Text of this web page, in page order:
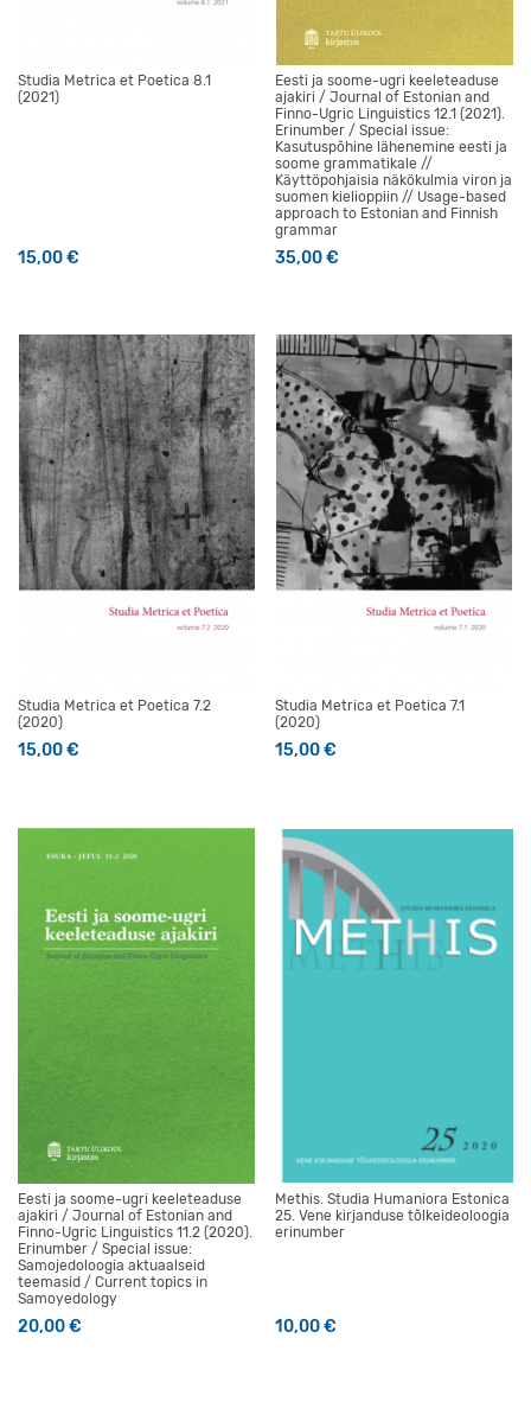
Studia Metrica et Poetica 8.1
(2021)
15,00€
Eesti ja soome-ugri keeleteaduse
ajakiri / Journal of Estonian and
Finno-Ugric Linguistics 12.1 (2021).
Erinumber / Special issue:
Kasutuspõhine lähenemine eesti ja
soome grammatikale //
Käyttöpohjaisia näkökulmia viron ja
suomen kielioppiin // Usage-based
approach to Estonian and Finnish
grammar
35,00€
Studia Metrica et Poetica 7.2
(2020)
15,00€
Studia Metrica et Poetica 7.1
(2020)
15,00€
Eesti ja soome-ugri keeleteaduse
ajakiri / Journal of Estonian and
Finno-Ugric Linguistics 11.2 (2020).
Erinumber / Special issue:
Samojedoloogia aktuaalseid
teemasid / Current topics in
Samoyedology
20,00€
Methis. Studia Humaniora Estonica
25. Vene kirjanduse tõlkeideoloogia
erinumber
10,00€